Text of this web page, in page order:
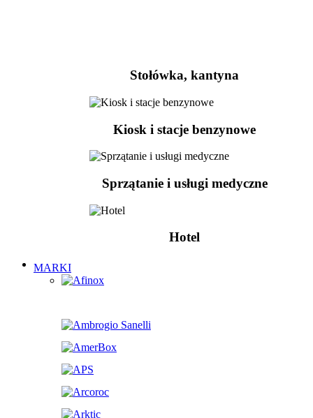
Stołówka, kantyna
Kiosk i stacje benzynowe
Sprzątanie i usługi medyczne
Hotel
MARKI